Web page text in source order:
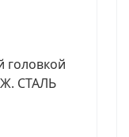
головкой
СТАЛЬ